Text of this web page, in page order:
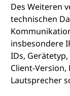
Des Weiteren
technischen
insbesondere
IDs,
Client-
Lautsprecher